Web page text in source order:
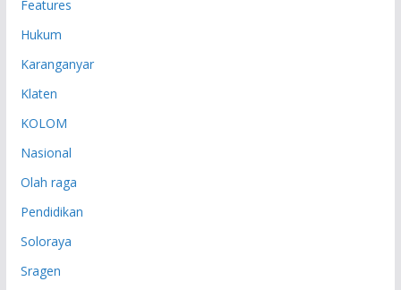
Features
Hukum
Karanganyar
Klaten
KOLOM
Nasional
Olah raga
Pendidikan
Soloraya
Sragen